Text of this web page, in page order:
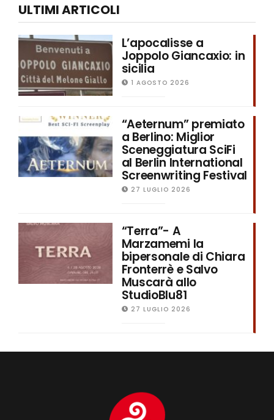
ULTIMI ARTICOLI
L’apocalisse a
Joppolo Giancaxio: in
sicilia
1 AGOSTO 2026
“Aeternum” premiato
a Berlino: Miglior
Sceneggiatura SciFi
al Berlin International
Screenwriting Festival
27 LUGLIO 2026
“Terra”- A
Marzamemi la
bipersonale di Chiara
Fronterrè e Salvo
Muscarà allo
StudioBlu81
27 LUGLIO 2026